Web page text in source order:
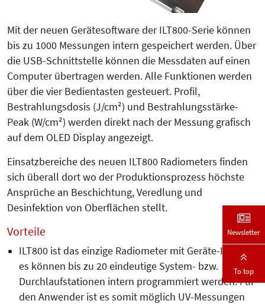
Mit der neuen Gerätesoftware der ILT800-Serie können
bis zu 1000 Messungen intern gespeichert werden. Über
die USB-Schnittstelle können die Messdaten auf einen
Computer übertragen werden. Alle Funktionen werden
über die vier Bedientasten gesteuert. Profil,
Bestrahlungsdosis (J/cm²) und Bestrahlungsstärke-
Peak (W/cm²) werden direkt nach der Messung grafisch
auf dem OLED Display angezeigt.
Einsatzbereiche des neuen ILT800 Radiometers finden
sich überall dort wo der Produktionsprozess höchste
Ansprüche an Beschichtung, Ver­ed­lung und
Desinfektion von Ober­flächen stellt.
Vorteile
ILT800 ist das einzige Radiometer mit Geräte-ID, d.h.
es können bis zu 20 eindeutige System- bzw.
Durchlaufstationen intern programmiert werden. Für
den Anwender ist es somit möglich UV-Messungen
Newsletter
To top